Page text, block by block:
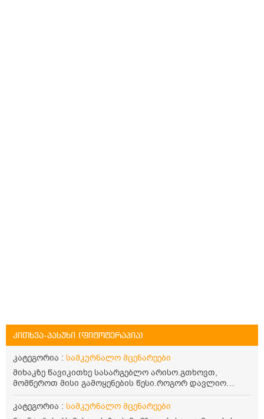
კითხვა-პასუხი (ფიტოტერაპია)
კატეგორია : სამკურნალო მცენარეები
მიხაკზე წავიკითხე სასარგებლო არისო.გთხოვთ,
მომწეროთ მისი გამოყენების წესი.როგორ დავლიო
მიხაკის ჩაი. ასევე მაინტერესებს ლეიკოციტები მაქვს
ოდნავ დაბალი და წავიკითხე ლეიკოციტების დონეს
მაღლა წევსო და ასეა?
კატეგორია : სამკურნალო მცენარეები